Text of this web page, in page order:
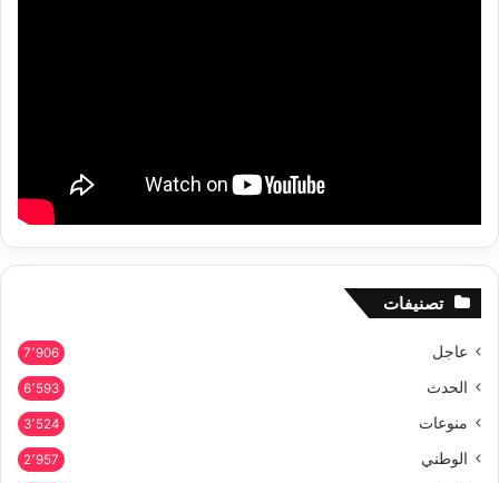
تصنيفات
عاجل 7٬906
الحدث 6٬593
منوعات 3٬524
الوطني 2٬957